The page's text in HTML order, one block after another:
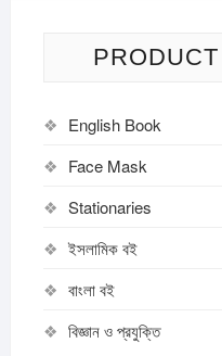
English Book
Face Mask
Stationaries
ইসলামিক বই
বাংলা বই
বিজ্ঞান ও প্রযুক্তি